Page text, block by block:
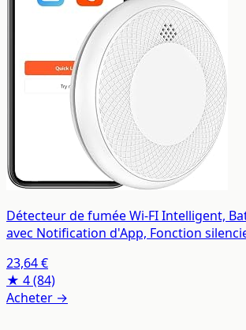
Détecteur de fumée Wi-FI Intelligent,
avec Notification d'App, Fonction
l'App Tuya/Smart Life)-1 pièces
23,64 €
★ 4(84)
Acheter →